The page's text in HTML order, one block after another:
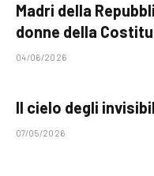
Madri della
donne della
04/06/2026
Il cielo degli
07/05/2026